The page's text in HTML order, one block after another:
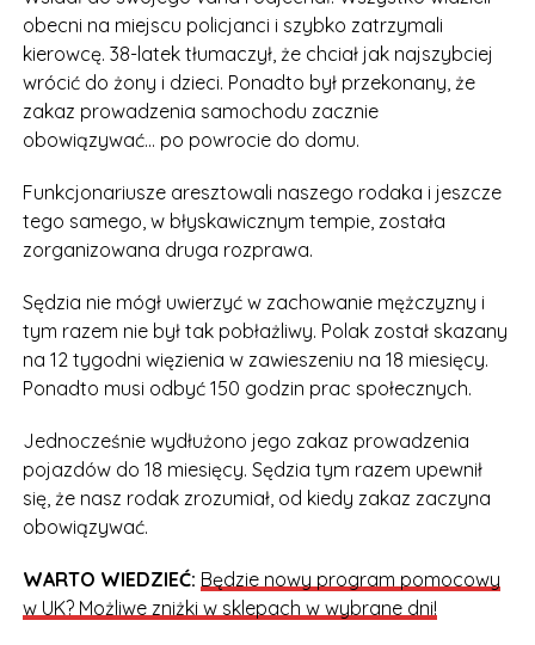
obecni na miejscu policjanci i szybko zatrzymali
kierowcę. 38-latek tłumaczył, że chciał jak najszybciej
wrócić do żony i dzieci. Ponadto był przekonany, że
zakaz prowadzenia samochodu zacznie
obowiązywać… po powrocie do domu.
Funkcjonariusze aresztowali naszego rodaka i jeszcze
tego samego, w błyskawicznym tempie, została
zorganizowana druga rozprawa.
Sędzia nie mógł uwierzyć w zachowanie mężczyzny i
tym razem nie był tak pobłażliwy. Polak został skazany
na 12 tygodni więzienia w zawieszeniu na 18 miesięcy.
Ponadto musi odbyć 150 godzin prac społecznych.
Jednocześnie wydłużono jego zakaz prowadzenia
pojazdów do 18 miesięcy. Sędzia tym razem upewnił
się, że nasz rodak zrozumiał, od kiedy zakaz zaczyna
obowiązywać.
WARTO WIEDZIEĆ: Będzie nowy program pomocowy
w UK? Możliwe zniżki w sklepach w wybrane dni!